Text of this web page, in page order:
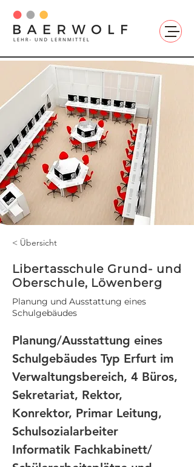
< Übersicht
Libertasschule Grund- und
Oberschule, Löwenberg
Planung und Ausstattung eines
Schulgebäudes
Planung/Ausstattung eines
Schulgebäudes Typ Erfurt im
Verwaltungsbereich, 4 Büros,
Sekretariat, Rektor,
Konrektor, Primar Leitung,
Schulsozialarbeiter
Informatik Fachkabinett/